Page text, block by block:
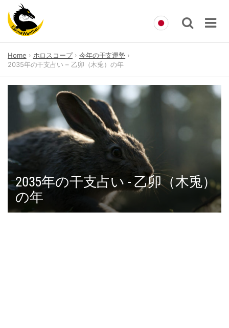
content
Home ホロスコープ
今年の干支運勢
2035年の干支占い – 乙卯（木兎）の年
2035年の干支占い - 乙卯（木兎）
の年